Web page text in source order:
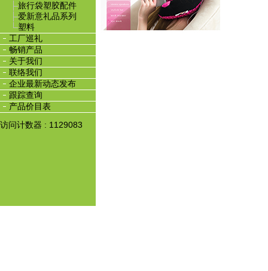
旅行袋塑胶配件
爱新意礼品系列
塑料
工厂巡礼
畅销产品
关于我们
联络我们
企业最新动态发布
跟踪查询
产品价目表
访问计数器 : 1129083